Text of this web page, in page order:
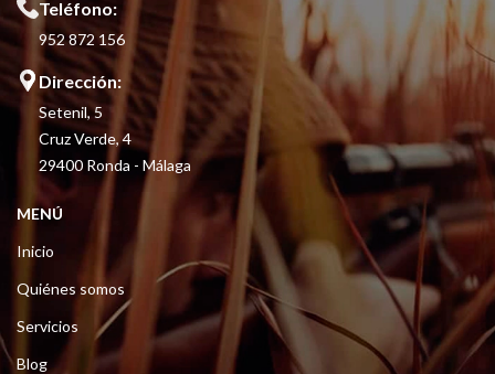
Teléfono:
952 872 156
Dirección:
Setenil, 5
Cruz Verde, 4
29400 Ronda - Málaga
MENÚ
Inicio
Quiénes somos
Servicios
Blog